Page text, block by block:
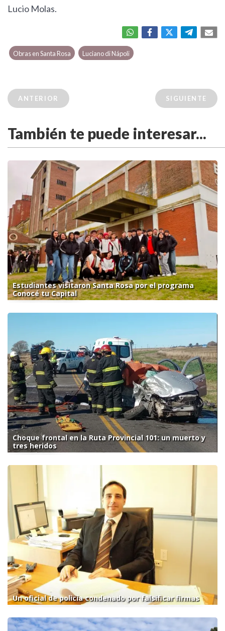
Lucio Molas.
Obras en Santa Rosa Luciano di Nápoli
ANTERIOR SIGUIENTE
También te puede interesar...
Estudiantes visitaron Santa Rosa por el programa
Conocé tu Capital
Choque frontal en la Ruta Provincial 101: un muerto y
tres heridos
Un oficial de policía condenado por falsificar firmas